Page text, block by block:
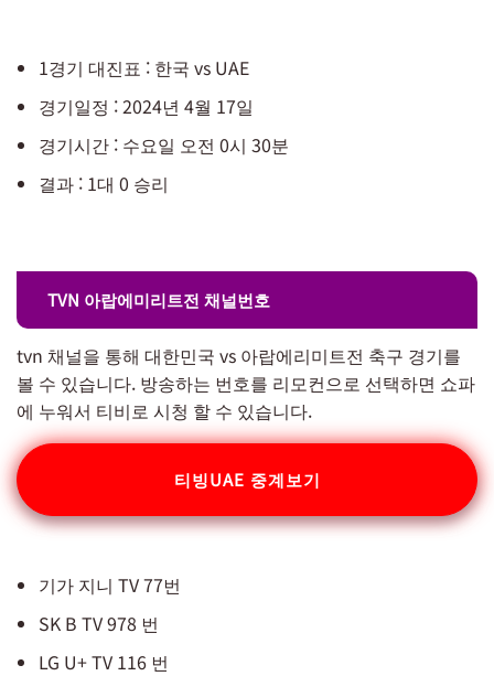
1경기 대진표 : 한국 vs UAE
경기일정 : 2024년 4월 17일
경기시간 : 수요일 오전 0시 30분
결과 : 1대 0 승리
TVN 아랍에미리트전 채널번호
tvn 채널을 통해 대한민국 vs 아랍에리미트전 축구 경기를
볼 수 있습니다. 방송하는 번호를 리모컨으로 선택하면 쇼파
에 누워서 티비로 시청 할 수 있습니다.
티빙UAE 중계보기
기가 지니 TV 77번
SK B TV 978 번
LG U+ TV 116 번